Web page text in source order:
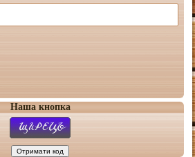
Наша кнопка